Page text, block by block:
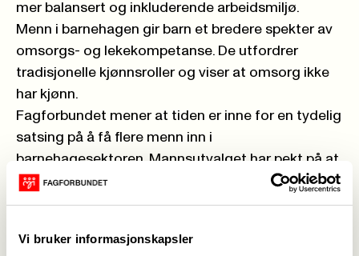
Vi bruker informasjonskapsler
mer balansert og inkluderende arbeidsmiljø.
Menn i barnehagen gir barn et bredere spekter av
omsorgs- og lekekompetanse. De utfordrer
tradisjonelle kjønnsroller og viser at omsorg ikke
har kjønn.
Fagforbundet mener at tiden er inne for en tydelig
satsing på å få flere menn inn i
barnehagesektoren. Mannsutvalget har pekt på at
Norge trenger en helhetlig likestillingspolitikk som
også inkluderer menn, og vi støtter denne
Egen arbeidsgruppe for menn i barnehagen: